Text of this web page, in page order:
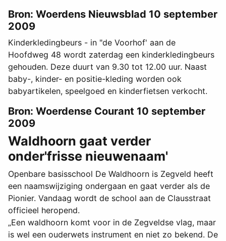
Bron: Woerdens Nieuwsblad 10 september
2009
Kinderkledingbeurs - in "de Voorhof' aan de
Hoofdweg 48 wordt zaterdag een kinderkledingbeurs
gehouden. Deze duurt van 9.30 tot 12.00 uur. Naast
baby-, kinder- en positie-kleding worden ook
babyartikelen, speelgoed en kinderfietsen verkocht.
Bron: Woerdense Courant 10 september
2009
Waldhoorn gaat verder
onder'frisse nieuwenaam'
Openbare basisschool De Waldhoorn is Zegveld heeft
een naamswijziging ondergaan en gaat verder als de
Pionier. Vandaag wordt de school aan de Clausstraat
officieel heropend.
„Een waldhoorn komt voor in de Zegveldse vlag, maar
is wel een ouderwets instrument en niet zo bekend. De